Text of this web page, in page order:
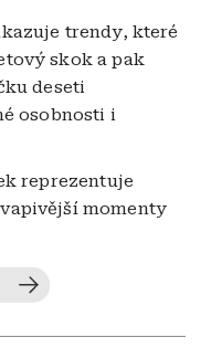
trendy, které
skok a pak
deseti
osobnosti i
reprezentuje
momenty